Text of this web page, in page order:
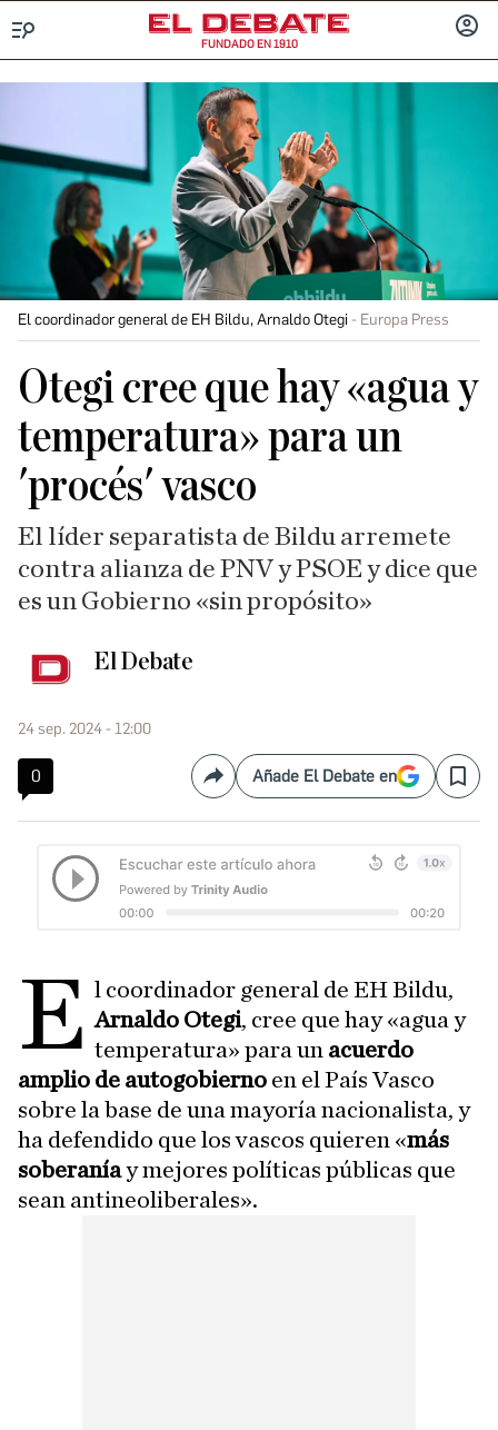
FUNDADO EN 1910
El coordinador general de EH Bildu, Arnaldo Otegi Europa Press
Otegi cree que hay «agua y
temperatura» para un
'procés' vasco
El líder separatista de Bildu arremete
contra alianza de PNV y PSOE y dice que
es un Gobierno «sin propósito»
El Debate
24 sep. 2024 - 12:00
0 CompartirAñade El Debate en Save
E l coordinador general de EH Bildu,
Arnaldo Otegi, cree que hay «agua y
temperatura» para un acuerdo
amplio de autogobierno en el País Vasco
sobre la base de una mayoría nacionalista, y
ha defendido que los vascos quieren «más
soberaníay mejores políticas públicas que
sean antineoliberales».